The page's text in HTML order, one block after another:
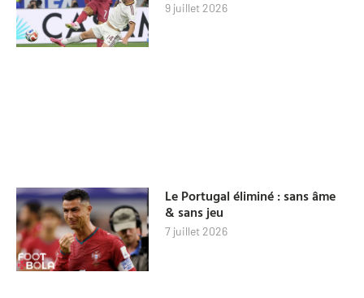
9 juillet 2026
Le Portugal éliminé : sans âme
& sans jeu
7 juillet 2026